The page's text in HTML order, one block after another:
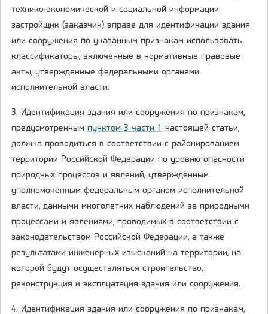
технико-экономической и социальной информации
застройщик (заказчик) вправе для идентификации здания
или сооружения по указанным признакам использовать
классификаторы, включенные в нормативные правовые
акты, утвержденные федеральными органами
исполнительной власти.
3. Идентификация здания или сооружения по признакам,
предусмотренным пунктом 3 части 1 настоящей статьи,
должна проводиться в соответствии с районированием
территории Российской Федерации по уровню опасности
природных процессов и явлений, утвержденным
уполномоченным федеральным органом исполнительной
власти, данными многолетних наблюдений за природными
процессами и явлениями, проводимых в соответствии с
законодательством Российской Федерации, а также
результатами инженерных изысканий на территории, на
которой будут осуществляться строительство,
реконструкция и эксплуатация здания или сооружения.
4. Идентификация здания или сооружения по признакам,